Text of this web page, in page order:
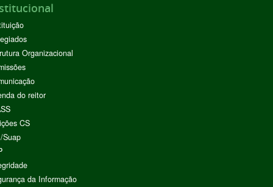
Organizacional
do reitor
CS
Suap
da Informação